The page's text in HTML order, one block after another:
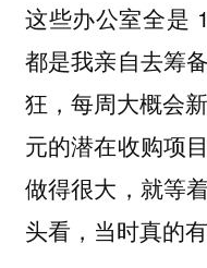
这些办公室全是
都是我亲自去筹
狂，每周大概会
元的潜在收购项
做得很大，就等
头看，当时真的有